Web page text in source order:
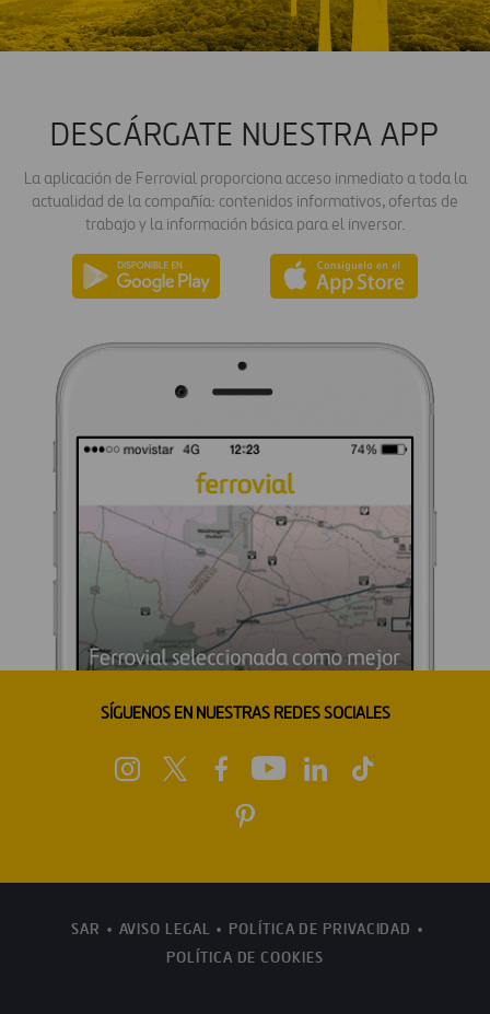
DESCÁRGATE NUESTRA APP
La aplicación de Ferrovial proporciona acceso inmediato a toda la
actualidad de la compañía: contenidos informativos, ofertas de
trabajo y la información básica para el inversor.
SÍGUENOS EN NUESTRAS REDES SOCIALES
SAR AVISO LEGAL
POLÍTICA DE PRIVACIDAD
POLÍTICA DE COOKIES